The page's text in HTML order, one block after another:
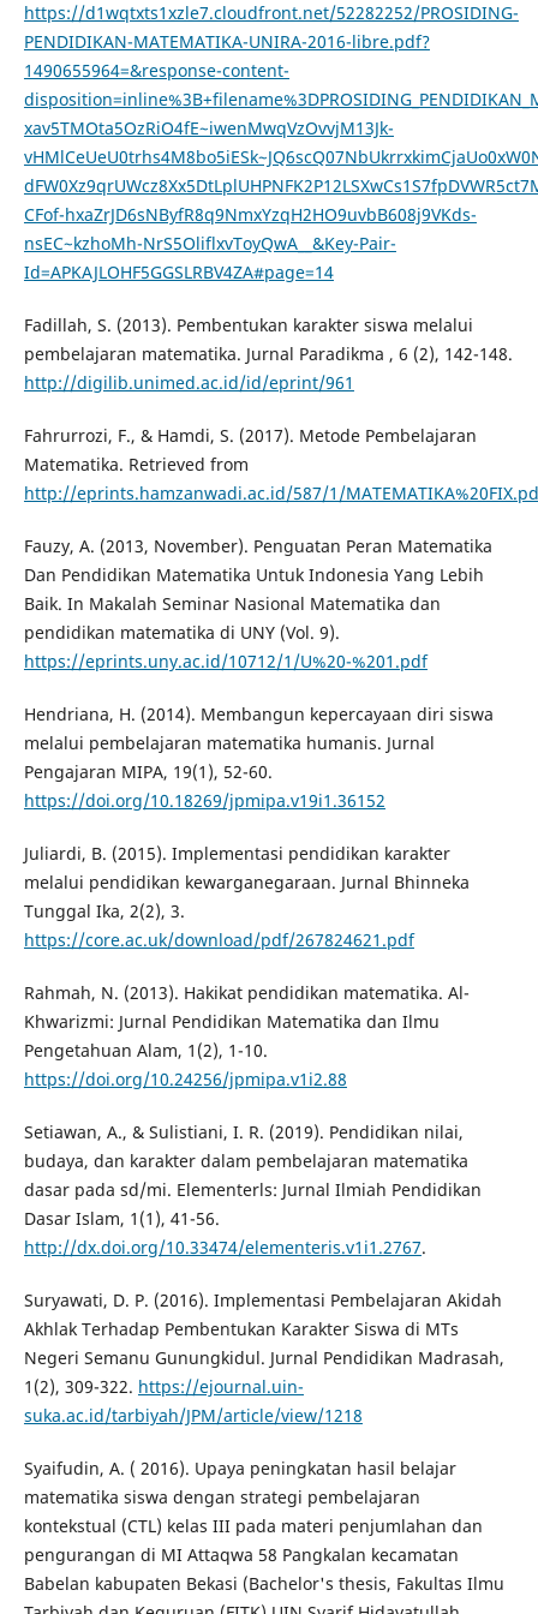
https://d1wqtxts1xzle7.cloudfront.net/52282252/PROSIDING-
PENDIDIKAN-MATEMATIKA-UNIRA-2016-libre.pdf?
1490655964=&response-content-
xav5TMOta5OzRiO4fE~iwenMwqVzOvvjM13Jk-
CFof-hxaZrJD6sNByfR8q9NmxYzqH2HO9uvbB608j9VKds-
nsEC~kzhoMh-NrS5OliflxvToyQwA__&Key-Pair-
Id=APKAJLOHF5GGSLRBV4ZA#page=14
Fadillah, S. (2013). Pembentukan karakter siswa melalui
pembelajaran matematika. Jurnal Paradikma , 6 (2), 142-148.
http://digilib.unimed.ac.id/id/eprint/961
Fahrurrozi, F., & Hamdi, S. (2017). Metode Pembelajaran
Matematika. Retrieved from
http://eprints.hamzanwadi.ac.id/587/1/
Fauzy, A. (2013, November). Penguatan Peran Matematika
Dan Pendidikan Matematika Untuk Indonesia Yang Lebih
Baik. In Makalah Seminar Nasional Matematika dan
pendidikan matematika di UNY (Vol. 9).
https://eprints.uny.ac.id/10712/1/U%20-%201.pdf
Hendriana, H. (2014). Membangun kepercayaan diri siswa
melalui pembelajaran matematika humanis. Jurnal
Pengajaran MIPA, 19(1), 52-60.
https://doi.org/10.18269/jpmipa.v19i1.36152
Juliardi, B. (2015). Implementasi pendidikan karakter
melalui pendidikan kewarganegaraan. Jurnal Bhinneka
Tunggal Ika, 2(2), 3.
https://core.ac.uk/download/pdf/267824621.pdf
Rahmah, N. (2013). Hakikat pendidikan matematika. Al-
Khwarizmi: Jurnal Pendidikan Matematika dan Ilmu
Pengetahuan Alam, 1(2), 1-10.
https://doi.org/10.24256/jpmipa.v1i2.88
Setiawan, A., & Sulistiani, I. R. (2019). Pendidikan nilai,
budaya, dan karakter dalam pembelajaran matematika
dasar pada sd/mi. Elementerls: Jurnal Ilmiah Pendidikan
Dasar Islam, 1(1), 41-56.
http://dx.doi.org/10.33474/elementeris.v1i1.2767.
Suryawati, D. P. (2016). Implementasi Pembelajaran Akidah
Akhlak Terhadap Pembentukan Karakter Siswa di MTs
Negeri Semanu Gunungkidul. Jurnal Pendidikan Madrasah,
1(2), 309-322. https://ejournal.uin-
suka.ac.id/tarbiyah/JPM/article/view/1218
Syaifudin, A. ( 2016). Upaya peningkatan hasil belajar
matematika siswa dengan strategi pembelajaran
kontekstual (CTL) kelas III pada materi penjumlahan dan
pengurangan di MI Attaqwa 58 Pangkalan kecamatan
Babelan kabupaten Bekasi (Bachelor's thesis, Fakultas Ilmu